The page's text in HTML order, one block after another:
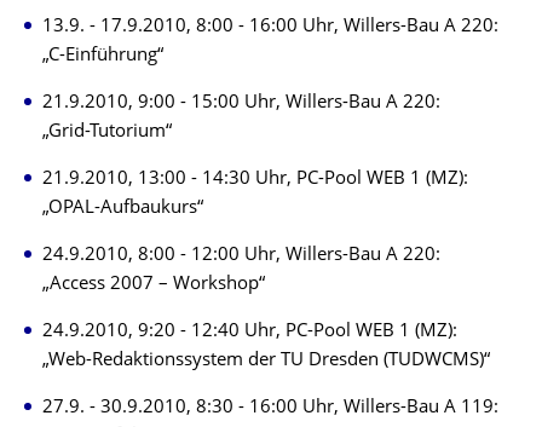
13.9. - 17.9.2010, 8:00 - 16:00 Uhr, Willers-Bau A 220:
„C-Einführung“
21.9.2010, 9:00 - 15:00 Uhr, Willers-Bau A 220:
„Grid-Tutorium“
21.9.2010, 13:00 - 14:30 Uhr, PC-Pool WEB 1 (MZ):
„OPAL-Aufbaukurs“
24.9.2010, 8:00 - 12:00 Uhr, Willers-Bau A 220:
„Access 2007 – Workshop“
24.9.2010, 9:20 - 12:40 Uhr, PC-Pool WEB 1 (MZ):
„Web-Redaktionssystem der TU Dresden (TUDWCMS)“
27.9. - 30.9.2010, 8:30 - 16:00 Uhr, Willers-Bau A 119: